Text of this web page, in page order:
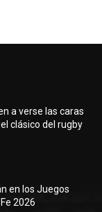
a verse las caras
clásico del rugby
en los Juegos
2026